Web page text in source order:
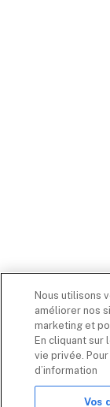
Nous utilisons
améliorer nos
marketing et
En cliquant
vie privée.
d’information
Vos